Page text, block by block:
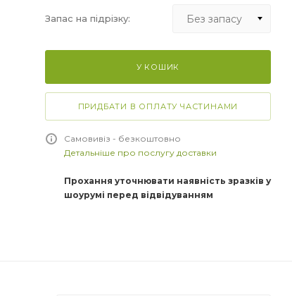
Запас на підрізку: Без запасу
+10%
+15%
У КОШИК
ПРИДБАТИ В ОПЛАТУ ЧАСТИНАМИ
Самовивіз - безкоштовно
Детальніше про послугу доставки
Прохання уточнювати наявність зразків у
шоурумі перед відвідуванням